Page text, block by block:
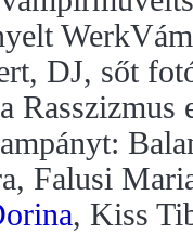
DJ, sőt
Falusi
, Kiss